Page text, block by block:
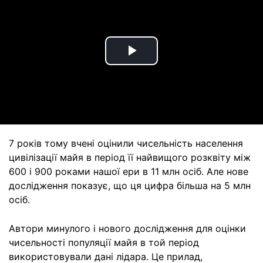
Play
7 років тому вчені оцінили чисельність населення
цивілізації майя в період її найвищого розквіту між
600 і 900 роками нашої ери в 11 млн осіб. Але нове
дослідження показує, що ця цифра більша на 5 млн
осіб.
Автори минулого і нового дослідження для оцінки
чисельності популяції майя в той період
використовували дані лідара. Це прилад,